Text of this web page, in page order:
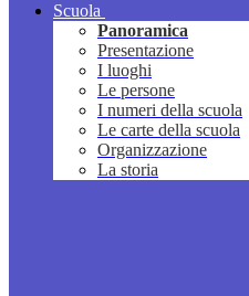
Scuola
Panoramica
Presentazione
I luoghi
Le persone
I numeri della scuola
Le carte della scuola
Organizzazione
La storia